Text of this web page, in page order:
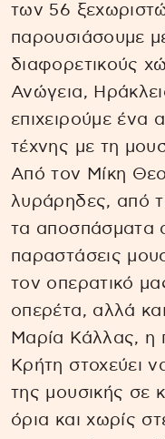
των 56
παρουσιάσουμε
διαφορετικούς
Ανώγεια,
επιχειρούμε ένα
τέχνης με τη
Από τον Μίκη
λυράρηδες, από
τα αποσπάσματα
παραστάσεις
τον οπερατικό
οπερέτα, αλλά
Μαρία Κάλλας, η
Κρήτη στοχεύει
της μουσικής σε
όρια και χωρίς